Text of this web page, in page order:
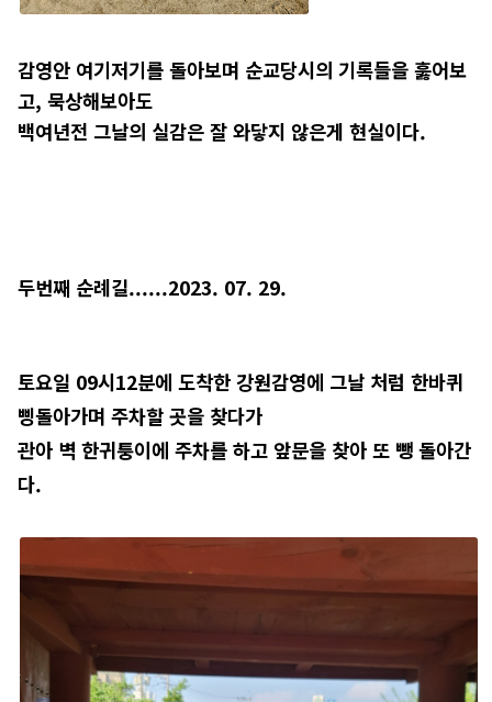
감영안 여기저기를 돌아보며 순교당시의 기록들을 훓어보
고, 묵상해보아도
백여년전 그날의 실감은 잘 와닿지 않은게 현실이다.
두번째 순례길......2023. 07. 29.
토요일 09시12분에 도착한 강원감영에 그날 처럼 한바퀴
삥돌아가며 주차할 곳을 찾다가
관아 벽 한귀퉁이에 주차를 하고 앞문을 찾아 또 뺑 돌아간
다.